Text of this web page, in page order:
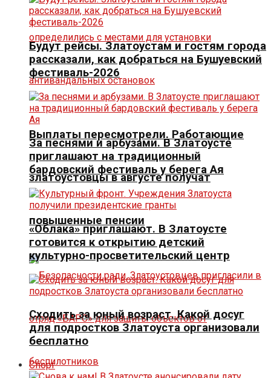
Выплаты пересмотрели. Работающие
златоустовцы в августе получат
повышенные пенсии
Будут рейсы. Златоустам и гостям города
рассказали, как добраться на Бушуевский
фестиваль-2026
За песнями и арбузами. В Златоусте
приглашают на традиционный
бардовский фестиваль у берега Ая
«Облака» приглашают. В Златоусте
готовится к открытию детский
культурно-просветительский центр
Сходить за юный возраст. Какой досуг
для подростков Златоуста организовали
бесплатно
Спорт